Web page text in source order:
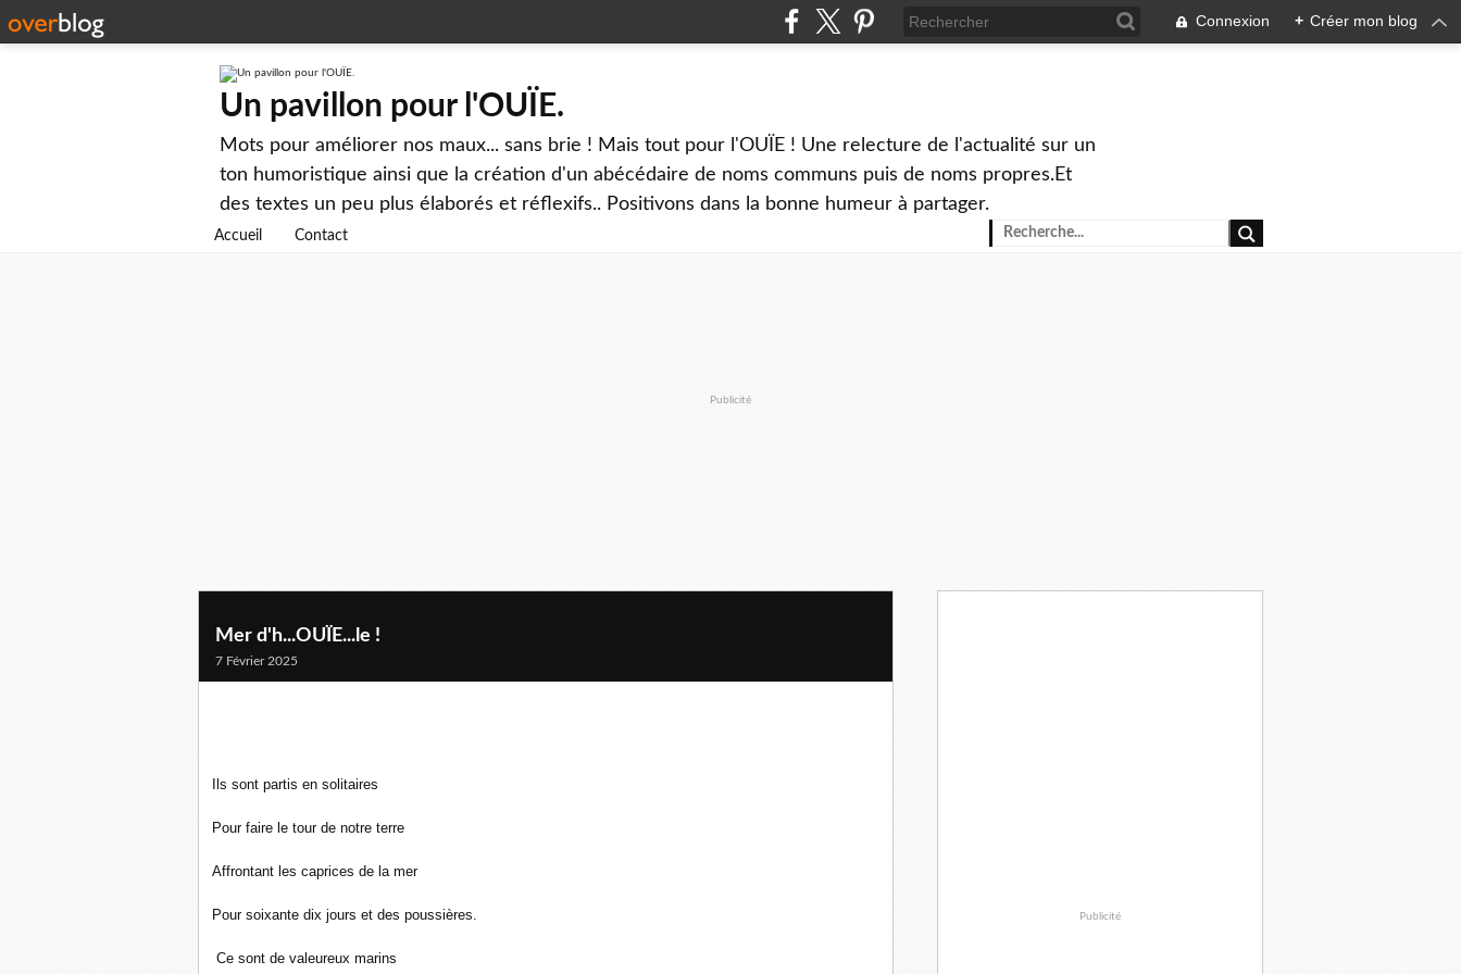
Connexion + Créer mon blog
Un pavillon pour l'OUÏE.
Mots pour améliorer nos maux... sans brie ! Mais tout pour l'OUÏE ! Une relecture de l'actualité sur un
ton humoristique ainsi que la création d'un abécédaire de noms communs puis de noms propres.Et
des textes un peu plus élaborés et réflexifs.. Positivons dans la bonne humeur à partager.
Accueil Contact
Publicité
Mer d'h...OUÏE...le !
7 Février 2025
Ils sont partis en solitaires
Pour faire le tour de notre terre
Affrontant les caprices de la mer
Pour soixante dix jours et des poussières.
Ce sont de valeureux marins
Publicité